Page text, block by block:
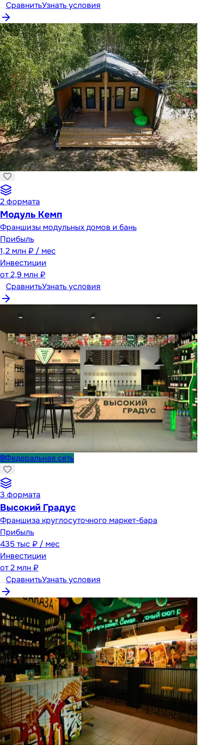
СравнитьУзнать условия
2формата
Модуль Кемп
Франшизы модульных домов и бань
Прибыль
1,2 млн ₽ / мес
Инвестиции
от2,9 млн ₽
СравнитьУзнать условия
🌐Федеральная сеть
3 формата
Высокий Градус
Франшиза круглосуточного маркет-бара
Прибыль
435 тыс ₽ / мес
Инвестиции
от2 млн ₽
СравнитьУзнать условия